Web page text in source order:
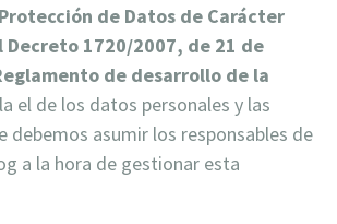
de Datos de Carácter
Decreto 1720/2007, de 21 de
de desarrollo de la
el de los datos personales y las
debemos asumir los responsables de
a la hora de gestionar esta